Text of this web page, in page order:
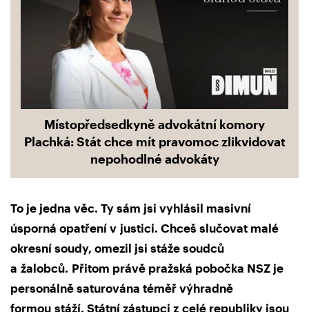
Místopředsedkyně advokátní komory
Plachká: Stát chce mít pravomoc zlikvidovat
nepohodlné advokáty
To je jedna věc. Ty sám jsi vyhlásil masivní
úsporná opatření v justici. Chceš slučovat malé
okresní soudy, omezil jsi stáže soudců
a žalobců. Přitom právě pražská pobočka NSZ je
personálně saturována téměř výhradně
formou stáží. Státní zástupci z celé republiky jsou